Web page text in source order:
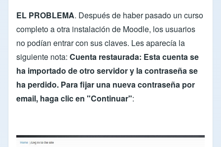
EL PROBLEMA. Después de haber pasado un curso
completo a otra instalación de Moodle, los usuarios
no podían entrar con sus claves. Les aparecía la
siguiente nota: Cuenta restaurada: Esta cuenta se
ha importado de otro servidor y la contraseña se
ha perdido. Para fijar una nueva contraseña por
email, haga clic en "Continuar":